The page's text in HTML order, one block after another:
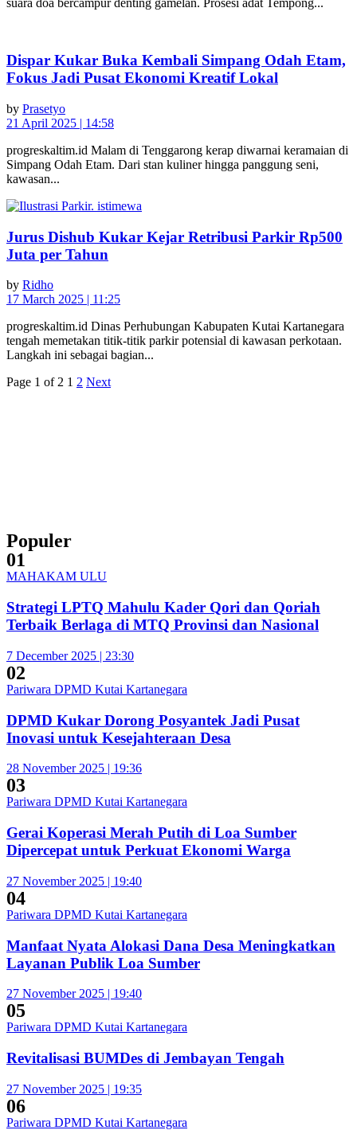
Dispar Kukar Buka Kembali Simpang Odah Etam,
Fokus Jadi Pusat Ekonomi Kreatif Lokal
by Prasetyo
21 April 2025 | 14:58
progreskaltim.id Malam di Tenggarong kerap diwarnai keramaian di
Simpang Odah Etam. Dari stan kuliner hingga panggung seni,
kawasan...
Jurus Dishub Kukar Kejar Retribusi Parkir Rp500
Juta per Tahun
by Ridho
17 March 2025 | 11:25
progreskaltim.id Dinas Perhubungan Kabupaten Kutai Kartanegara
tengah memetakan titik-titik parkir potensial di kawasan perkotaan.
Langkah ini sebagai bagian...
Page 1 of 2 1 2 Next
Populer
01
MAHAKAM ULU
Strategi LPTQ Mahulu Kader Qori dan Qoriah
Terbaik Berlaga di MTQ Provinsi dan Nasional
7 December 2025 | 23:30
02
Pariwara DPMD Kutai Kartanegara
DPMD Kukar Dorong Posyantek Jadi Pusat
Inovasi untuk Kesejahteraan Desa
28 November 2025 | 19:36
03
Pariwara DPMD Kutai Kartanegara
Gerai Koperasi Merah Putih di Loa Sumber
Dipercepat untuk Perkuat Ekonomi Warga
27 November 2025 | 19:40
04
Pariwara DPMD Kutai Kartanegara
Manfaat Nyata Alokasi Dana Desa Meningkatkan
Layanan Publik Loa Sumber
27 November 2025 | 19:40
05
Pariwara DPMD Kutai Kartanegara
Revitalisasi BUMDes di Jembayan Tengah
27 November 2025 | 19:35
06
Pariwara DPMD Kutai Kartanegara